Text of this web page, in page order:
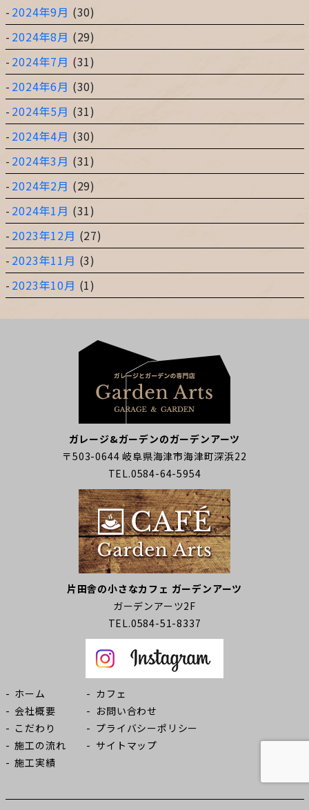
2024年9月 (30)
2024年8月 (29)
2024年7月 (31)
2024年6月 (30)
2024年5月 (31)
2024年4月 (30)
2024年3月 (31)
2024年2月 (29)
2024年1月 (31)
2023年12月 (27)
2023年11月 (3)
2023年10月 (1)
ガレージ&ガーデンのガーデンアーツ
〒503-0644 岐阜県海津市海津町深浜22
TEL.0584-64-5954
片田舎の小さなカフェ ガーデンアーツ
ガーデンアーツ2F
TEL.0584-51-8337
ホーム
会社概要
こだわり
施工の流れ
施工実績
カフェ
お問い合わせ
プライバシーポリシー
サイトマップ